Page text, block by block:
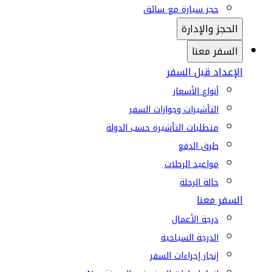
حجز سيارة مع سائق
الحجز والإدارة
السفر معنا
الإعداد قبل السفر
أنواع الأسعار
التأشيرات وجوازات السفر
متطلبات التأشيرة حسب الدولة
طرق الدفع
مواعيد الرحلات
حالة الرحلة
السفر معنا
درجة الأعمال
الدرجة السياحية
إنجاز إجراءات السفر